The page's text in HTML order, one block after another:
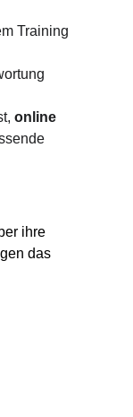
Training
online
ihre
das